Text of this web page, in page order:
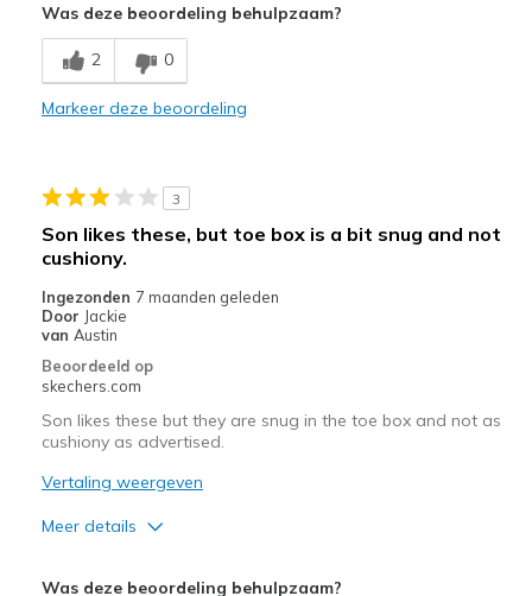
Breathe Well
Comfortable
way too expensive!
Beste toepassingen
Casual Wear
Going Out
Travel
Width
Feels true to width
Sizing
Was deze beoordeling behulpzaam?
2 0
Markeer deze beoordeling
3
Son likes these, but toe box is a bit snug and not
cushiony.
Ingezonden 7 maanden geleden
Door Jackie
van Austin
Beoordeeld op
skechers.com
Son likes these but they are snug in the toe box and not as
cushiony as advertised.
Vertaling weergeven
Meer details
Was deze beoordeling behulpzaam?